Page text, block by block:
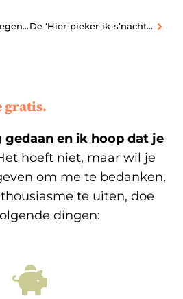
Crisis #11, Waarin ik tegen de Goden praat en de crisis afsluit De ‘Hier-pieker-ik-s’nachts-over-lijst’
gratis.
en ik hoop dat je
hoeft niet, maar wil je
om me te bedanken,
te uiten, doe
dingen: